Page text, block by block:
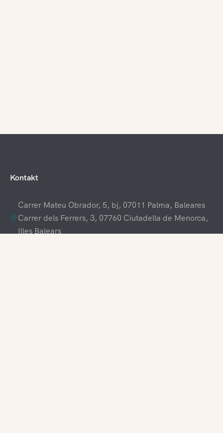
Kontakt
Carrer Mateu Obrador, 5, bj, 07011 Palma, Baleares
Carrer dels Ferrers, 3, 07760 Ciutadella de Menorca,
Illes Balears